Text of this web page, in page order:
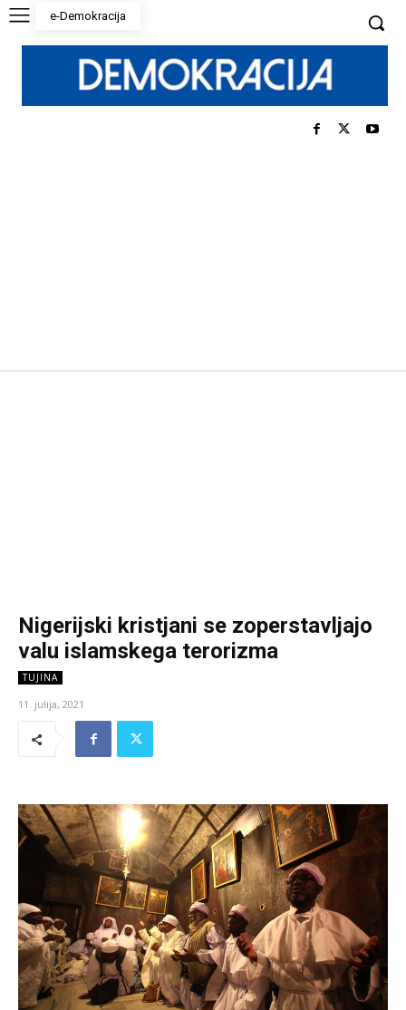
e-Demokracija
Nigerijski kristjani se zoperstavljajo
valu islamskega terorizma
TUJINA
11. julija, 2021